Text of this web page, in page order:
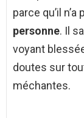
parce qu’il
personne. Il
voyant
doutes sur
méchantes.